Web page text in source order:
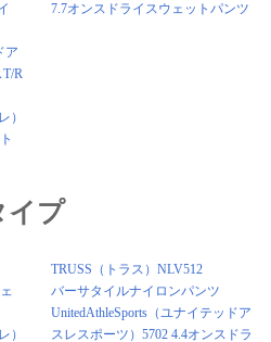
ア
R
）
7.7オンスドライスウェットパンツ
イプ
）
TRUSS（トラス）NLV512
バーサタイルナイロンパンツ
UnitedAthleSports（ユナイテッドア
スレスポーツ）5702 4.4オンスドラ